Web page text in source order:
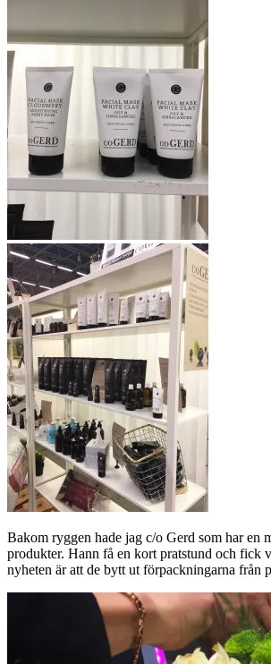
Bakom ryggen hade jag c/o Gerd som har en
produkter. Hann få en kort pratstund och fick
nyheten är att de bytt ut förpackningarna från